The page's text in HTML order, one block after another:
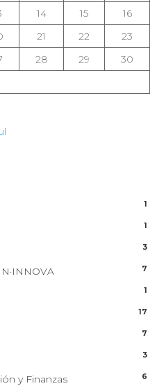
14 15
16
21 22
23
28 29
30
1
1
3
7
1
17
7
3
y Finanzas 6